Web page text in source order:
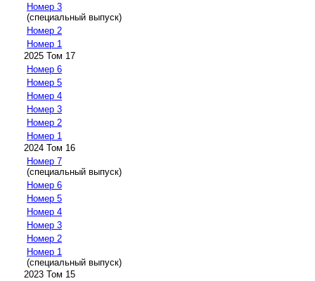
Номер 3
(специальный выпуск)
Номер 2
Номер 1
2025 Том 17
Номер 6
Номер 5
Номер 4
Номер 3
Номер 2
Номер 1
2024 Том 16
Номер 7
(специальный выпуск)
Номер 6
Номер 5
Номер 4
Номер 3
Номер 2
Номер 1
(специальный выпуск)
2023 Том 15